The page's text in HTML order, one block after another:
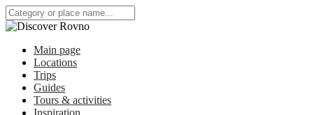
Main page
Locations
Trips
Guides
Tours & activities
Inspiration